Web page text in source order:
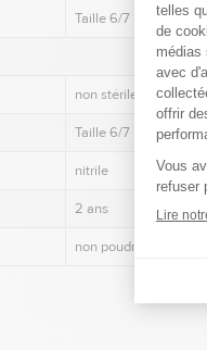
Taille 6/7
non stériles
Taille 6/7
nitrile
2 ans
non poudrés